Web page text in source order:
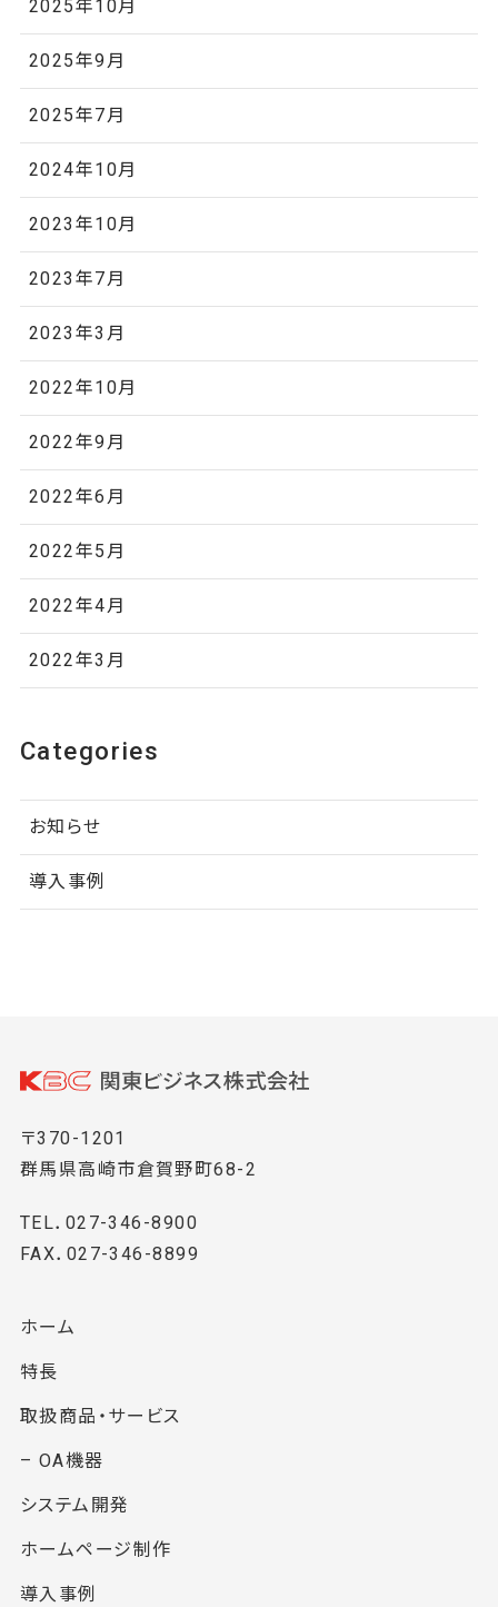
2025年10月
2025年9月
2025年7月
2024年10月
2023年10月
2023年7月
2023年3月
2022年10月
2022年9月
2022年6月
2022年5月
2022年4月
2022年3月
Categories
お知らせ
導入事例
〒370-1201
群馬県高崎市倉賀野町68-2
TEL．027-346-8900
FAX．027-346-8899
ホーム
特長
取扱商品・サービス
– OA機器
システム開発
ホームページ制作
導入事例